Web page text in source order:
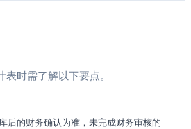
时需了解以下要点。
后的财务确认为准，未完成财务审核的